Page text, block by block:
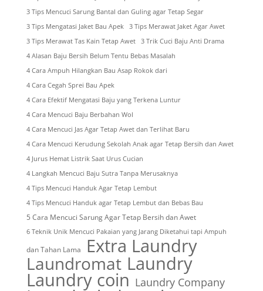
3 Tips Mencuci Sarung Bantal dan Guling agar Tetap Segar
3 Tips Mengatasi Jaket Bau Apek
3 Tips Merawat Jaket Agar Awet
3 Tips Merawat Tas Kain Tetap Awet
3 Trik Cuci Baju Anti Drama
4 Alasan Baju Bersih Belum Tentu Bebas Masalah
4 Cara Ampuh Hilangkan Bau Asap Rokok dari
4 Cara Cegah Sprei Bau Apek
4 Cara Efektif Mengatasi Baju yang Terkena Luntur
4 Cara Mencuci Baju Berbahan Wol
4 Cara Mencuci Jas Agar Tetap Awet dan Terlihat Baru
4 Cara Mencuci Kerudung Sekolah Anak agar Tetap Bersih dan Awet
4 Jurus Hemat Listrik Saat Urus Cucian
4 Langkah Mencuci Baju Sutra Tanpa Merusaknya
4 Tips Mencuci Handuk Agar Tetap Lembut
4 Tips Mencuci Handuk agar Tetap Lembut dan Bebas Bau
5 Cara Mencuci Sarung Agar Tetap Bersih dan Awet
6 Teknik Unik Mencuci Pakaian yang Jarang Diketahui tapi Ampuh
dan Tahan Lama Extra Laundry
Laundromat Laundry
Laundry coin Laundry Company